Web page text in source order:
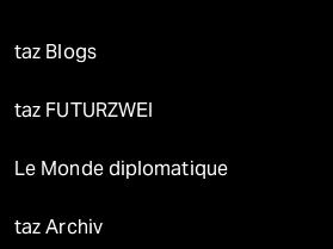
taz Blogs
taz FUTURZWEI
Le Monde diplomatique
taz Archiv